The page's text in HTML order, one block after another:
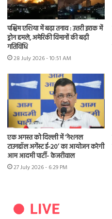
पश्चिम एशिया में बढ़ा तनाव : उत्तरी इराक में
ड्रोन हमले, अमेरिकी विमानों की बढ़ी
गतिविधि
28 July 2026 - 10:51 AM
एक अगस्त को दिल्ली में ‘नेशनल
टाउनहॉल अगेंस्ट ई-20’ का आयोजन करेगी
आम आदमी पार्टी- केजरीवाल
27 July 2026 - 6:29 PM